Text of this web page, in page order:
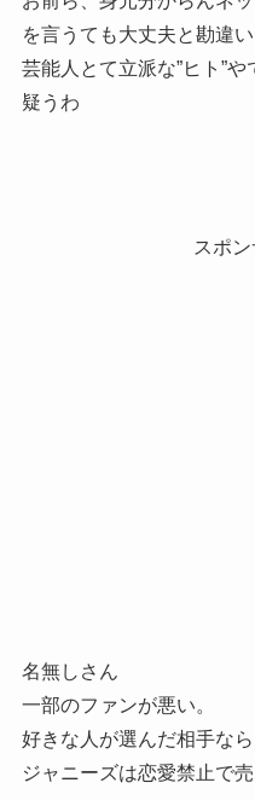
を言うても大丈夫と勘違
芸能人とて立派な”ヒト”
疑うわ
スポ
名無しさん
一部のファンが悪い。
好きな人が選んだ相手な
ジャニーズは恋愛禁止で